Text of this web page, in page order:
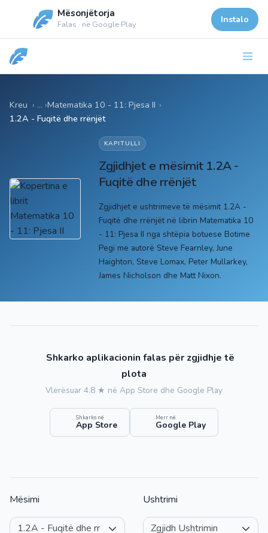
Mësonjëtorja
Falas · në Google Play Instalo
Kreu Matematika 10 - 11: Pjesa II ›
1.2A - Fuqitë dhe rrënjët
KAPITULLI
Zgjidhjet e mësimit 1.2A -
Fuqitë dhe rrënjët
Zgjidhjet e ushtrimeve të mësimit 1.2A -
Fuqitë dhe rrënjët në librin Matematika 10
- 11: Pjesa II nga shtëpia botuese Botime
Pegi me autorë Steve Fearnley, June
Haighton, Steve Lomax, Peter Mullarkey,
James Nicholson dhe Matt Nixon.
Shkarko aplikacionin falas për zgjidhje të
plota
Vlerësuar 4.8 ★ në App Store dhe Google Play
Shkarko në
App Store
Merr në
Google Play
Mësimi Ushtrimi